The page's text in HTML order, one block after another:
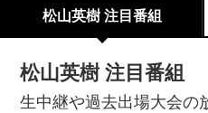
松山英樹 注目番組
松山英樹 注目番組
生中継や過去出場大会の